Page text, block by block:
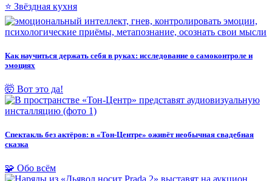
⭐ Звёздная кухня
Как научиться держать себя в руках: исследование о самоконтроле и
эмоциях
🤯 Вот это да!
Спектакль без актёров: в «Тон-Центре» оживёт необычная свадебная
сказка
🧩 Обо всём